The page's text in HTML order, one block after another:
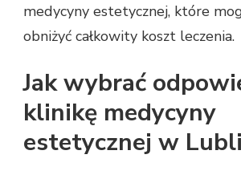
medycyny estetycznej, które
obniżyć całkowity koszt leczenia.
Jak wybrać
klinikę medycyny
estetycznej w